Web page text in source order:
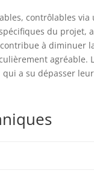
applicable à la
broyage et du
polissage du sable
largement utilisée
contrôlables
du projet,
à diminuer
agréable.
a su dépasser